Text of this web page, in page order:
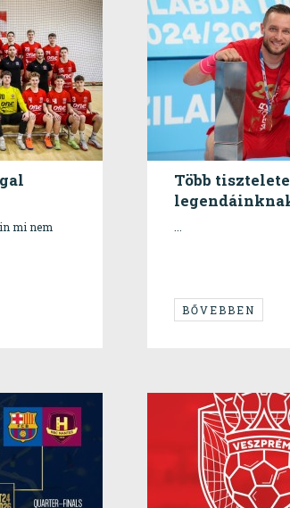
mi nem
Több
BŐVEBBEN